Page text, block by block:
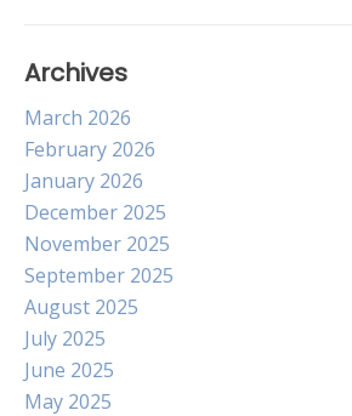
Archives
March 2026
February 2026
January 2026
December 2025
November 2025
September 2025
August 2025
July 2025
June 2025
May 2025